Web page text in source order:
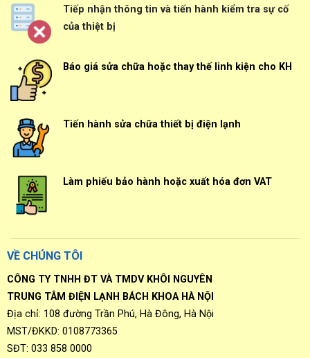
Tiếp nhận thông tin và tiến hành kiểm tra sự cố
của thiệt bị
Báo giá sửa chữa hoặc thay thế linh kiện cho KH
Tiến hành sửa chữa thiết bị điện lạnh
Làm phiếu bảo hành hoặc xuất hóa đơn VAT
VỀ CHÚNG TÔI
CÔNG TY TNHH ĐT VÀ TMDV KHÔI NGUYÊN
TRUNG TÂM ĐIỆN LẠNH BÁCH KHOA HÀ NỘI
Địa chỉ: 108 đường Trần Phú, Hà Đông, Hà Nội
MST/ĐKKD: 0108773365
SĐT: 033 858 0000